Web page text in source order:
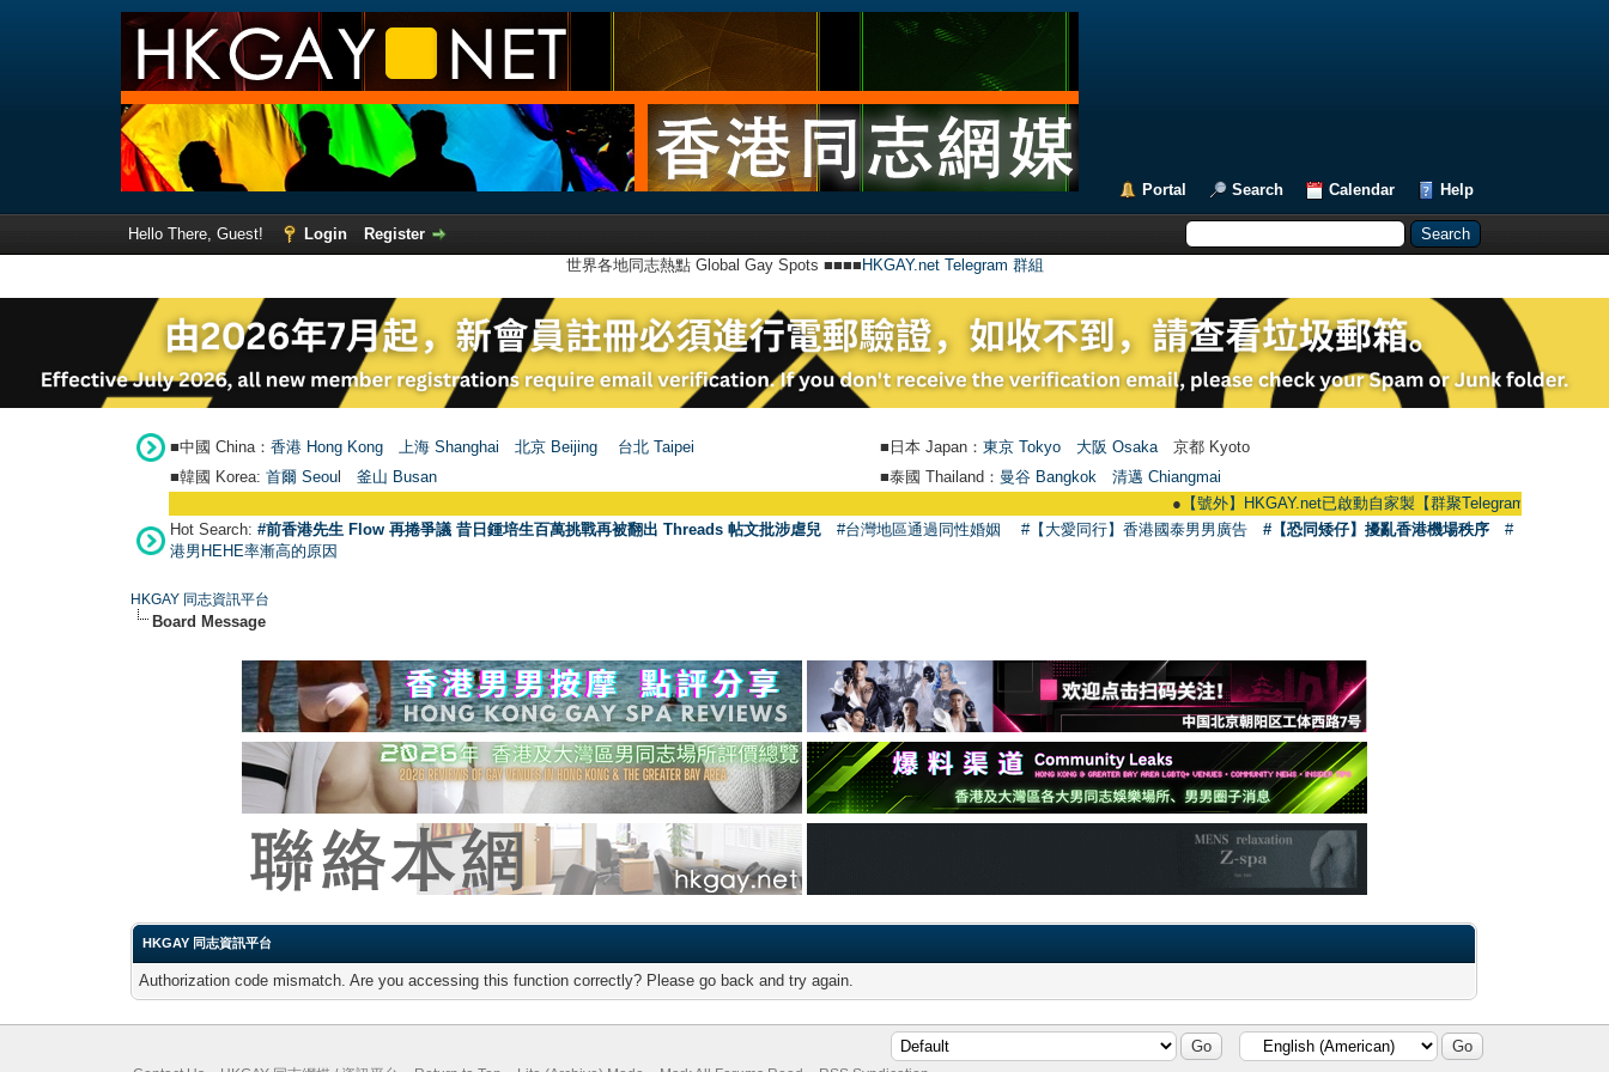
Portal Search Calendar Help
Hello There, Guest! Login
Register
世界各地同志熱點 Global Gay Spots ■■■■ HKGAY.net Telegram 群組
■中國 China： 香港 Hong Kong 上海 Shanghai 北京 Beijing 台北 Taipei ■日本 Japan： 東京 Tokyo 大阪 Osaka 京都 Kyoto
■韓國 Korea: 首爾 Seou 釜山 Busan ■泰國 Thailand： 曼谷 Bangkok
清邁 Chiangmai
【號外】HKGAY.net已啟動自家製【群聚Telegram群組】
Hot Search: #前香港先生 Flow 再捲爭議 昔日鍾培生百萬挑戰再被翻出 Threads 帖文批涉虐兒 #台灣地區通過同性婚姻 #【大愛同行】香港國泰男男廣告 #【恐同矮仔】擾亂香港機場秩序
#
港男HEHE率漸高的原因
HKGAY 同志資訊平台
Board Message
HKGAY 同志資訊平台
Authorization code mismatch. Are you accessing this function correctly? Please go back and try again.